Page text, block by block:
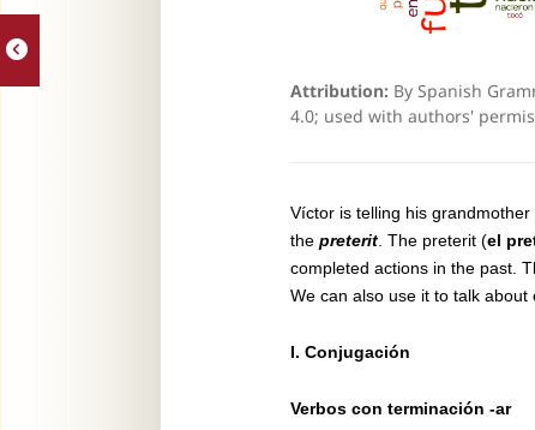
Attribution: By Spanish
4.0; used with authors'
Víctor is telling his
the preterit. The preterit (el
completed actions in the past.
We can also use it to talk
I. Conjugación
Verbos con terminación -ar